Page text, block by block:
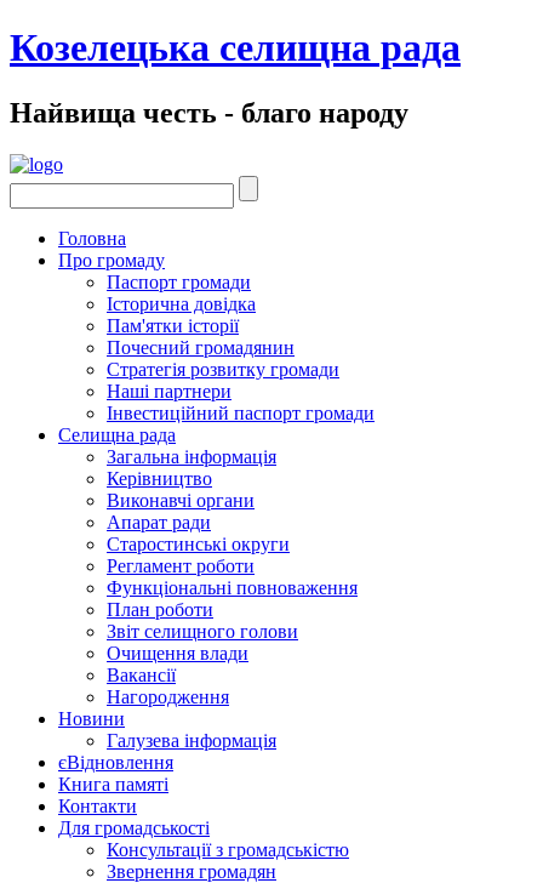
Козелецька селищна рада
Найвища честь - благо народу
Головна
Про громаду
Паспорт громади
Історична довідка
Пам'ятки історії
Почесний громадянин
Стратегія розвитку громади
Наші партнери
Інвестиційний паспорт громади
Селищна рада
Загальна інформація
Керівництво
Виконавчі органи
Апарат ради
Старостинські округи
Регламент роботи
Функціональні повноваження
План роботи
Звіт селищного голови
Очищення влади
Вакансії
Нагородження
Новини
Галузева інформація
єВідновлення
Книга памяті
Контакти
Для громадськості
Консультації з громадськістю
Звернення громадян